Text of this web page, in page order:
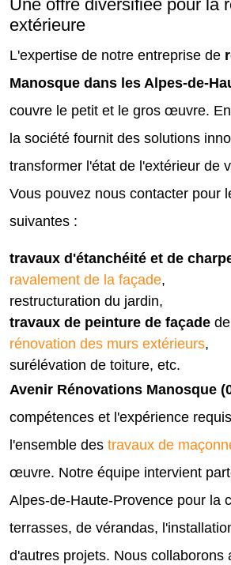
Une offre diversifiée pour la
extérieure
L'expertise de notre entreprise de
Manosque dans les Alpes-de-
couvre le petit et le gros œuvre.
la société fournit des solutions
transformer l'état de l'extérieur de
Vous pouvez nous contacter pour
suivantes :
travaux d'étanchéité et de
ravalement de la façade,
restructuration du jardin,
travaux de peinture de façade
rénovation des murs extérieurs,
surélévation de toiture, etc.
Avenir Rénovations Manosque
compétences et l'expérience
l'ensemble des travaux de
œuvre. Notre équipe intervient
Alpes-de-Haute-Provence pour la
terrasses, de vérandas,
d'autres projets. Nous collaborons